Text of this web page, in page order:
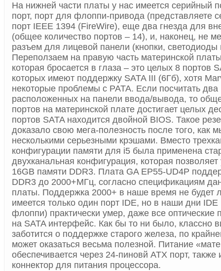
На нижней части платы у нас имеется серийный
порт, порт для флоппи-привода (представляете
порт IEEE 1394 (FireWire), еще два гнезда для
(общее количество портов – 14), и, наконец, не
разъем для лицевой панели (кнопки, светодиоды
Переползаем на правую часть материнской
которая бросается в глаза – это целых 8 портов
которых имеют поддержку SATA III (6Гб), хотя
некоторые проблемы с PATA. Если посчитать два
расположенных на панели ввода/вывода, то
портов на материнской плате достигает целых
портов SATA находится двойной BIOS. Такое
доказало свою мега-полезность после того, как
несколькими серьезными крэшами. Вместо
конфигурации памяти для i5 была применена
двухканальная конфигурация, которая позволяет
16GB памяти DDR3. Плата GA EP55-UD4P
DDR3 до 2000+МГц, согласно спецификациям
платы. Поддержка 2000+ в наше время не будет
имеется только один порт IDE, но в наши дни IDE
флоппи) практически умер, даже все оптические
на SATA интерфейс. Как бы то ни было, классно
заботится о поддержке старого железа, по
может оказаться весьма полезной. Питание
обеспечивается через 24-пиновй ATX порт,
коннектор для питания процессора.